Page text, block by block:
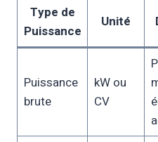
Type de
Puissance
Unité
Puissance
brute
kW ou
CV